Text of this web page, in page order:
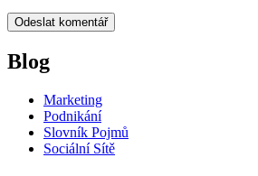
Blog
Marketing
Podnikání
Slovník Pojmů
Sociální Sítě